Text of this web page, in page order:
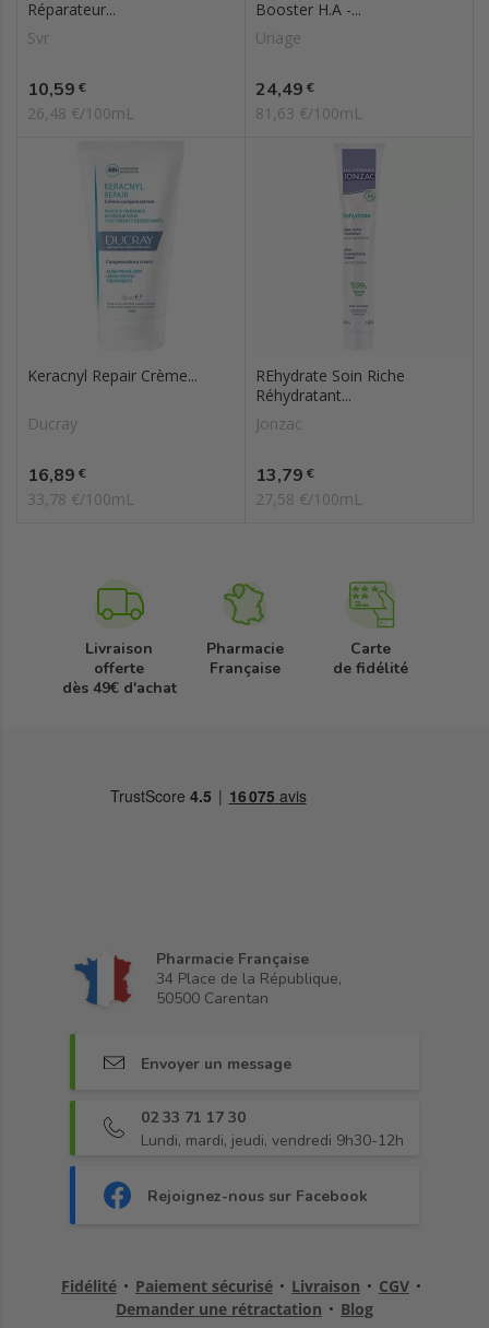
Réparateur...
Svr
Prix
10,59 €
26,48 €/100mL
Booster H.A -...
Uriage
Prix
24,49 €
81,63 €/100mL
Keracnyl Repair Crème...
Ducray
Prix
16,89 €
33,78 €/100mL
REhydrate Soin Riche
Réhydratant...
Jonzac
Prix
13,79 €
27,58 €/100mL
Livraison
offerte
dès 49€ d'achat
Pharmacie
Française
Carte
de fidélité
Pharmacie Française
34 Place de la République,
50500 Carentan
Envoyer un message
02 33 71 17 30
Lundi, mardi, jeudi, vendredi 9h30-12h
Rejoignez-nous sur Facebook
Fidélité • Paiement sécurisé • Livraison • CGV •
Demander une rétractation • Blog